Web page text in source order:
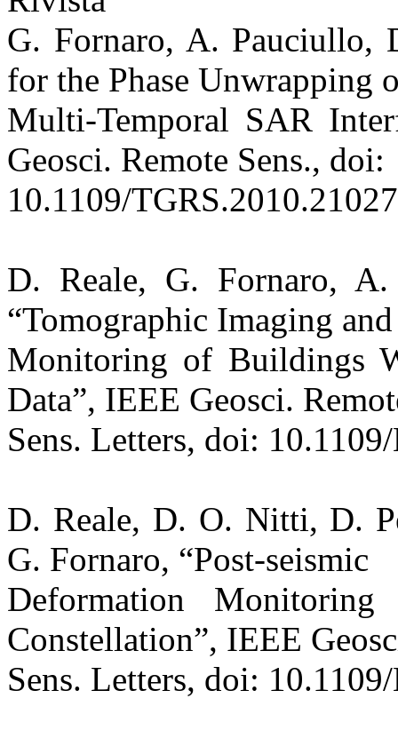
G. Fornaro, A. Pauciullo,
for the Phase Unwrapping
Multi-Temporal SAR
Geosci. Remote Sens., doi:
10.1109/
D. Reale, G. Fornaro,
“Tomographic Imaging and
Monitoring of Buildings
Data”, IEEE Geosci.
Sens. Letters, doi:
D. Reale, D. O. Nitti, D.
G. Fornaro, “Post-seismic
Deformation
Constellation”, IEEE
Sens. Letters, doi: